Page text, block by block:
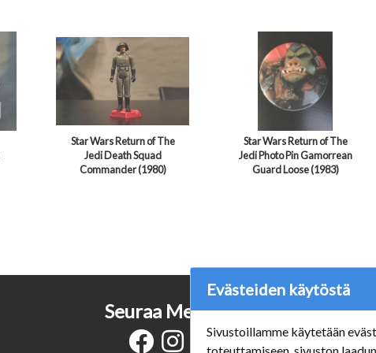
Star Wars Return of The
Jedi Death Squad
Commander (1980)
Star Wars Return of The
Jedi Photo Pin Gamorrean
Guard Loose (1983)
Seuraa Meitä
Evästeiden käytöstä
Sivustoillamme käytetään